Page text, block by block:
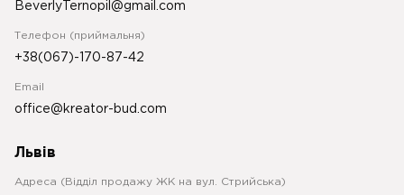
BeverlyTernopil@gmail.com
Телефон (приймальня)
+38(067)-170-87-42
Email
office@kreator-bud.com
Львів
Адреса (Відділ продажу ЖК на вул. Стрийська)